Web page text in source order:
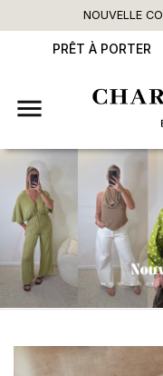
NOUVELLE
PRÊT À PORTER
